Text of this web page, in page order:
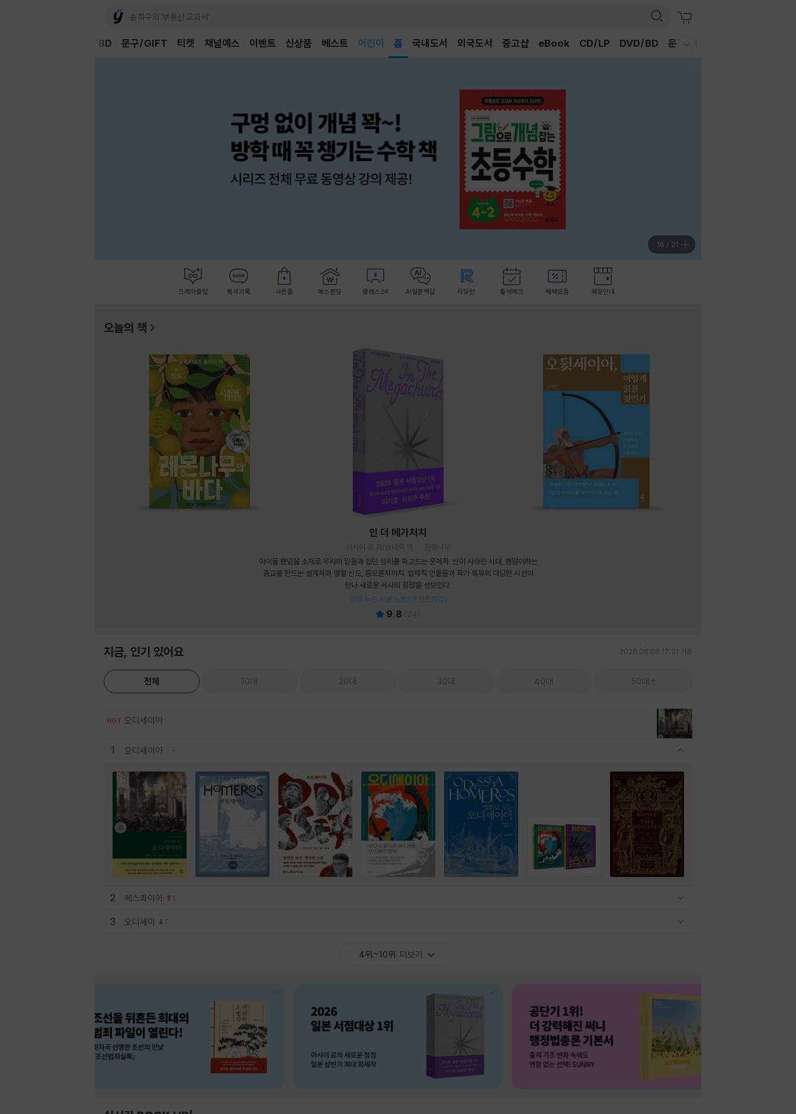
채널예스 이벤트 신상품 베스트
독후감
홈 국내도서 외국도서 중고샵 eBook CD/LP DVD/BD 문구/GIFT
DVD/BD 문구/GIFT 티켓
16 / 21
크레마클럽 독서기록 사은품 예스펀딩 클래스24 AI일문백답 리딩런 출석체크 혜택모음 매장안내
오늘의 책
인 더 메가처치
아사이 료 저/송태욱 역
은행나무
아이돌 팬덤을 소재로 우리의 믿음과 집단 심리를 파고드는 문제작. 신이 사라진 시대, 팬덤이라는
종교를 만드는 설계자와 열혈 신도, 음모론자까지. 입체적 인물들과 작가 특유의 대담한 시선이
만나 새로운 서사의 정점을 선보인다.
양장 누드 제본 노트 (포인트차감)
9.8 24
지금, 인기 있어요 2026.08.08 17:31 기준
전체 10대 20대 30대 40대 50대
HOT 오디세이아
1 오디세이아
2 에스콰이어 1
3 오디세이 1
4위~10위 더보기